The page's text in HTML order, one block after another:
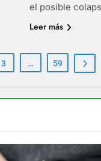
el posible
Leer más
3 … 59